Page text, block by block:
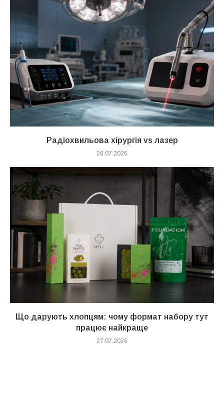
Радіохвильова хірургія vs лазер
28.07.2026
Що дарують хлопцям: чому формат набору тут
працює найкраще
27.07.2026